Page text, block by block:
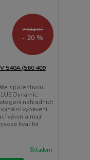
2 614 Kč
- 20 %
540A (560 409
spolehlivou
Dynamic.
náhradních
vybavení,
výkon a mají
kvalitní
Skladem